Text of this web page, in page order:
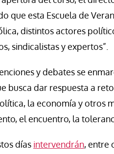
que esta Escuela de
distintos actores
sindicalistas y expertos”.
y debates se
busca dar respuesta a
la economía y otros
el encuentro, la
días intervendrán, entre